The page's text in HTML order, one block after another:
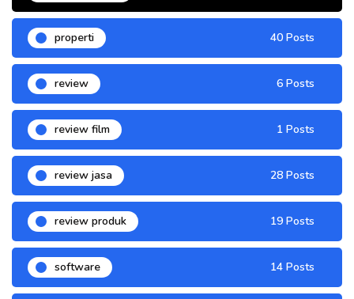
properti 40 Posts
review 6 Posts
review film 1 Posts
review jasa 28 Posts
review produk 19 Posts
software 14 Posts